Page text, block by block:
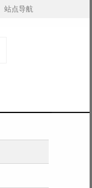
站点导航